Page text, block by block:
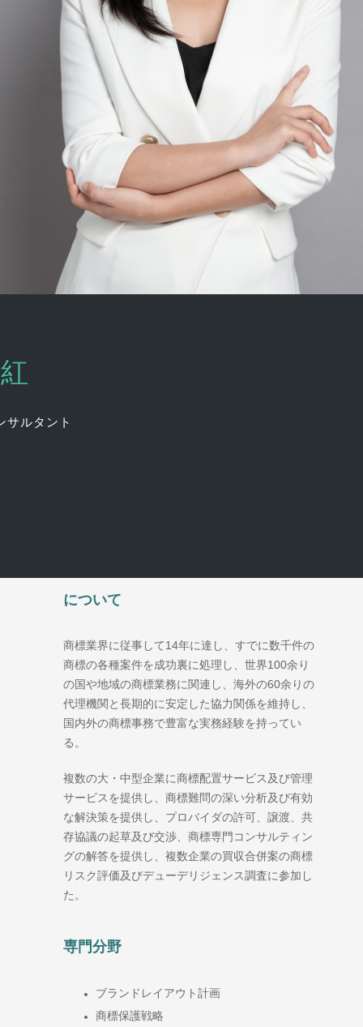
サルタント
について
商標業界に従事して14年に達し、すでに数千件の
商標の各種案件を成功裏に処理し、世界100余り
の国や地域の商標業務に関連し、海外の60余りの
代理機関と長期的に安定した協力関係を維持し、
国内外の商標事務で豊富な実務経験を持ってい
る。
複数の大・中型企業に商標配置サービス及び管理
サービスを提供し、商標難問の深い分析及び有効
な解決策を提供し、プロバイダの許可、譲渡、共
存協議の起草及び交渉、商標専門コンサルティン
グの解答を提供し、複数企業の買収合併案の商標
リスク評価及びデューデリジェンス調査に参加し
た。
専門分野
ブランドレイアウト計画
商標保護戦略